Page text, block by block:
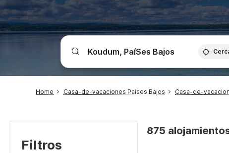
Home Casa-de-vacaciones Países Bajos Casa-de-
Filtros
875